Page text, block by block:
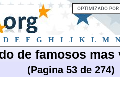
D E F G H I J K L M
de famosos mas
(Pagina 53 de 274)